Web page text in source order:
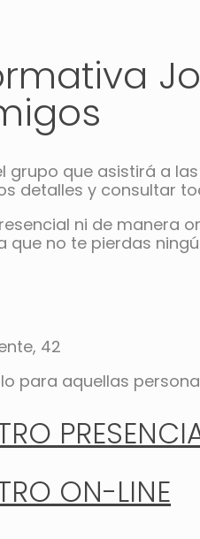
grupo que asistirá a
detalles y consultar
ni de manera
que no te pierdas
42
para aquellas
ON-LINE